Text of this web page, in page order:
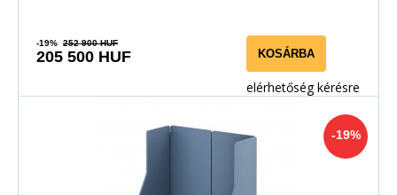
-19% 252 900 HUF
205 500 HUF KOSÁRBA
elérhetőség kérésre
-19%